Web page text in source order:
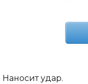
Наносит удар.